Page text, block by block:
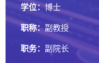
学位：博士
职称：副教授
职务： 副院长